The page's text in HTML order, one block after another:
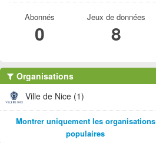
Abonnés
0
Jeux de données
8
Organisations
Ville de Nice (1)
Montrer uniquement les organisations
populaires